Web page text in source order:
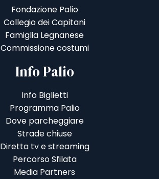
Fondazione Palio
Collegio dei Capitani
Famiglia Legnanese
Commissione costumi
Info Palio
Info Biglietti
Programma Palio
Dove parcheggiare
Strade chiuse
Diretta tv e streaming
Percorso Sfilata
Media Partners